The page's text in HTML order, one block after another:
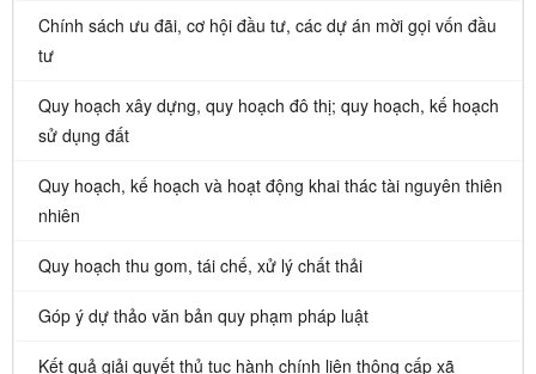
Chính sách ưu đãi, cơ hội đầu tư, các dự án mời gọi vốn đầu
tư
Quy hoạch xây dựng, quy hoạch đô thị; quy hoạch, kế hoạch
sử dụng đất
Quy hoạch, kế hoạch và hoạt động khai thác tài nguyên thiên
nhiên
Quy hoạch thu gom, tái chế, xử lý chất thải
Góp ý dự thảo văn bản quy phạm pháp luật
Kết quả giải quyết thủ tục hành chính liên thông cấp xã